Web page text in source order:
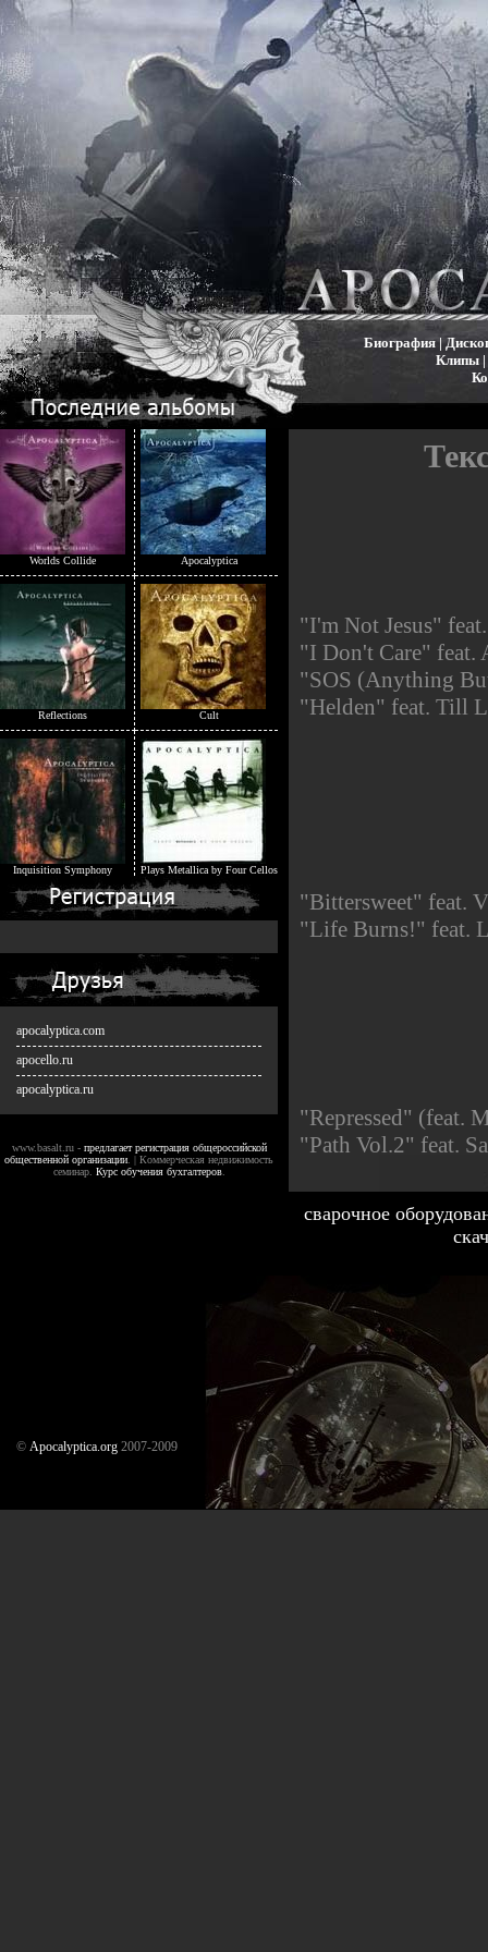
Биография|
Клипы|
Worlds Collide Apocalyptica
Reflections Cult
Inquisition Symphony Plays Metallica by Four Cellos
apocalyptica.com
apocello.ru
apocalyptica.ru
www.basalt.ru - предлагает регистрация общероссийской
общественной организации . | Коммерческая недвижимость
семинар. Курс обучения бухгалтеров.
"I'm Not Jesus"
"I Don't Care" feat.
"SOS (Anything
"Helden" feat. Till
"Bittersweet" feat.
"Life Burns!" feat.
"Repressed" (feat.
"Path Vol.2" feat.
сварочное
© Аpocalyptica.org 2007-2009